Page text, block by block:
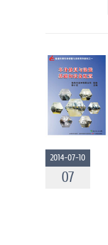
2014-07-10
07